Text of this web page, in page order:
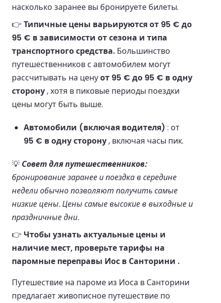
насколько заранее вы бронируете билеты.
👉 Типичные цены варьируются от 95 € до
95 € в зависимости от сезона и типа
транспортного средства. Большинство
путешественников с автомобилем могут
рассчитывать на ценуот 95 € до 95 € в одну
сторону, хотя в пиковые периоды поездки
цены могут быть выше.
Автомобили (включая водителя) : от
95 € в одну сторону, включая часы пик.
💡 Совет для путешественников:
бронирование заранее и поездка в середине
недели обычно позволяют получить самые
низкие цены. Цены самые высокие в выходные и
праздничные дни.
👉 Чтобы узнать актуальные цены и
наличие мест, проверьте тарифы на
паромные переправы Иос в Санторини .
Путешествие на пароме из Иоса в Санторини
предлагает живописное путешествие по